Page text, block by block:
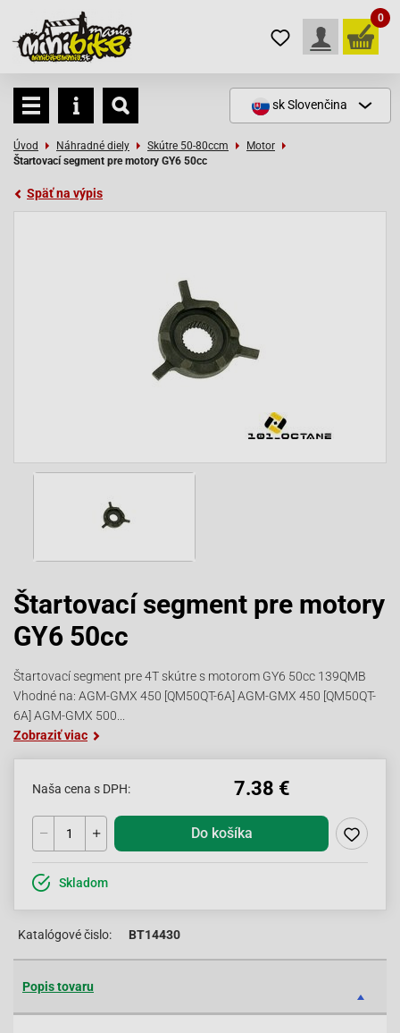
0
skSlovenčina
Úvod Náhradné diely Skútre 50-80ccm
Motor
Štartovací segment pre motory GY6 50cc
Späť na výpis
Štartovací segment pre motory
GY6 50cc
Štartovací segment pre 4T skútre s motorom GY6 50cc 139QMB
Vhodné na: AGM-GMX 450 [QM50QT-6A] AGM-GMX 450 [QM50QT-
6A] AGM-GMX 500...
Zobraziť viac
Naša cena s DPH: 7.38 €
Do košíka
Skladom
Katalógové čislo: BT14430
Popis tovaru